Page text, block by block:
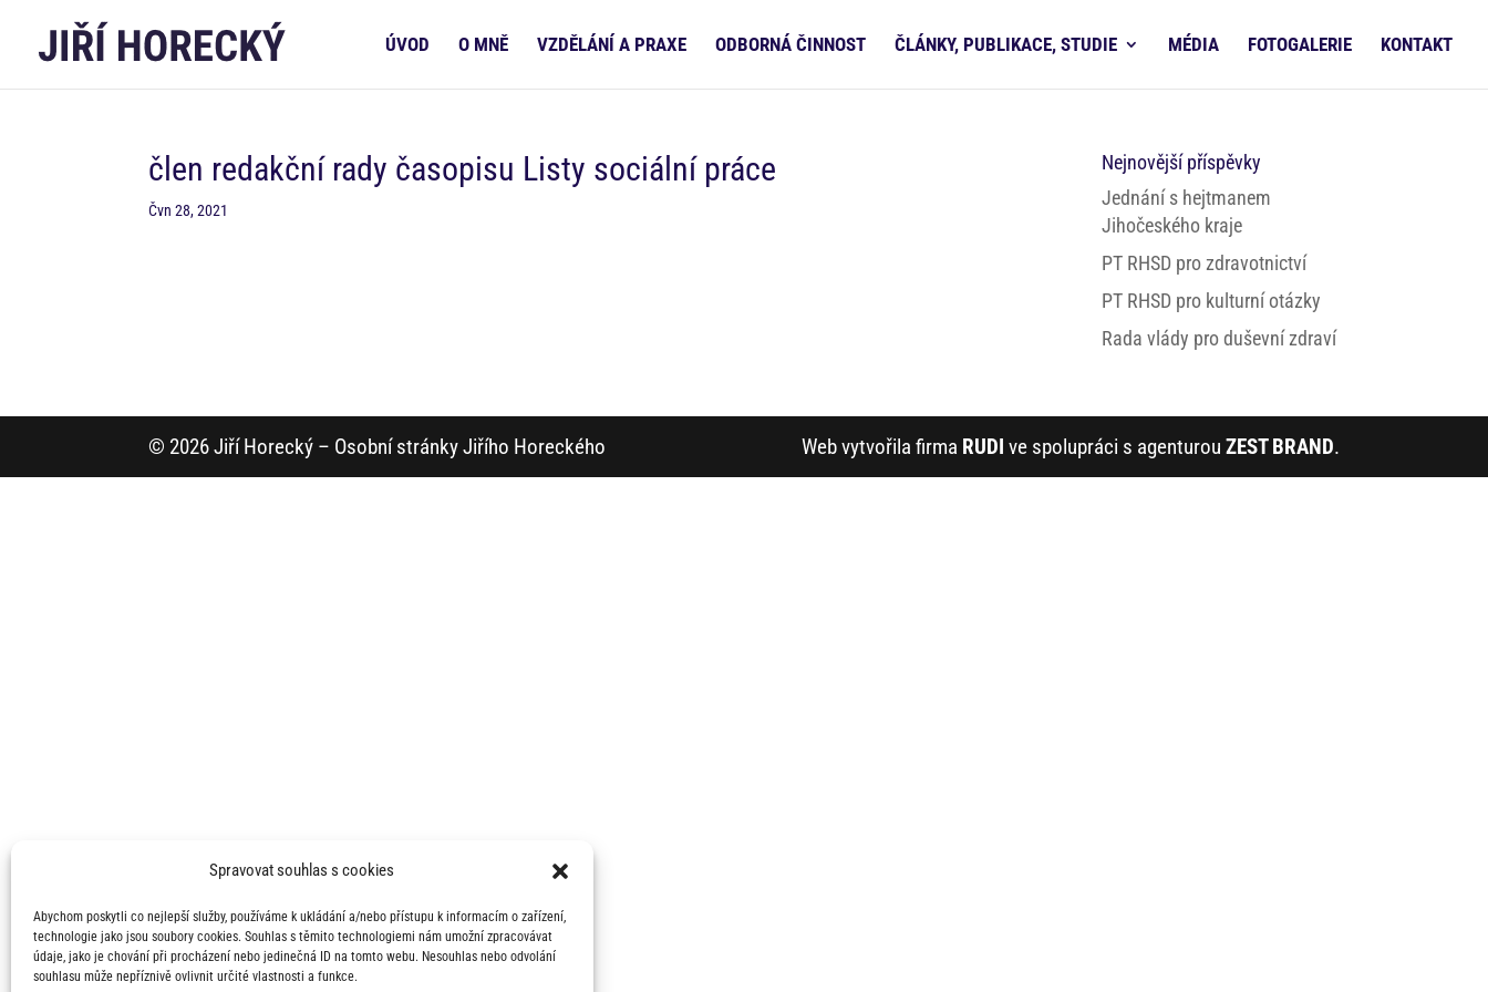
Spravovat souhlas s cookies
Abychom poskytli co nejlepší služby, používáme k ukládání a/nebo přístupu k informacím o zařízení,
technologie jako jsou soubory cookies. Souhlas s těmito technologiemi nám umožní zpracovávat
údaje, jako je chování při procházení nebo jedinečná ID na tomto webu. Nesouhlas nebo odvolání
souhlasu může nepříznivě ovlivnit určité vlastnosti a funkce.
ÚVOD O MNĚ VZDĚLÁNÍ A PRAXE ODBORNÁ ČINNOST ČLÁNKY, PUBLIKACE, STUDIE MÉDIA FOTOGALERIE KONTAKT
člen redakční rady časopisu Listy sociální práce
Čvn 28, 2021
Nejnovější příspěvky
Jednání s hejtmanem
Jihočeského kraje
PT RHSD pro zdravotnictví
PT RHSD pro kulturní otázky
Rada vlády pro duševní zdraví
© 2026 Jiří Horecký – Osobní stránky Jiřího Horeckého Web vytvořila firma RUDI ve spolupráci s agenturou ZEST BRAND.